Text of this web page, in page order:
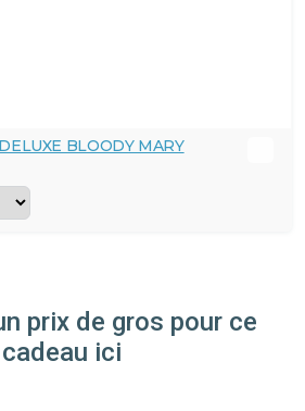
BLOODY MARY
prix de gros pour ce
cadeau ici